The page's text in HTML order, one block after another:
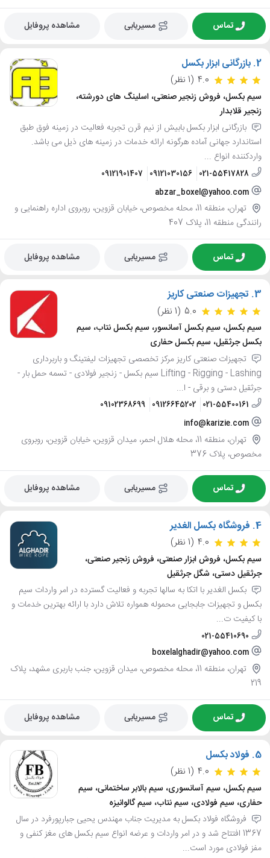
تماس مسیریابی مشاهده پروفایل
2. بازرگانی ابزار بکسل
4.0 (1 نظر)
سیم بکسل، فروش زنجیر صنعتی، اسلینگ های دورشته،
زنجیر قلابدار
بازرگانی ابزار بکسل بابیش از نیم قرن تجربه فعالیت در زمینه فوق طبق
استاندارد جهانی آماده هرگونه ارائه خدمات در زمینه های ذیل می باشد.
واردکننده انواع ...
021-55417828
09121030156
09121901407
abzar_boxel@yahoo.com
تهران، منطقه 11، محله مخصوص، خیابان قزوین، روبروی اداره راهنمایی و
رانندگی منطقه 11، پلاک 407
تماس مسیریابی مشاهده پروفایل
3. تجهیزات صنعتی کاریز
5.0 (1 نظر)
سیم بکسل، سیم بکسل آسانسور، سیم بکسل نتاب، سیم
بکسل جرثقیل، سیم بکسل حفاری
تجهیزات صنعتی کاریز مرکز تخصصی تجهیزات لیفتینگ و باربرداری
Lifting - Rigging - Lashing سیم بکسل - زنجیر فولادی - تسمه حمل بار -
جرثقیل دستی و برقی - ا...
021-55400161
09126645202
09102368699
info@karizie.com
تهران، منطقه 11، محله هلال احمر، میدان قزوین، خیابان قزوین، روبروی
مخصوص، پلاک 376
تماس مسیریابی مشاهده پروفایل
4. فروشگاه بکسل الغدیر
4.0 (1 نظر)
سیم بکسل، فروش ابزار صنعتی، فروش زنجیر صنعتی،
جرثقیل دستی، شگل جرثقیل
بکسل الغدیر با اتکا به سالها تجربه و فعالیت گسترده در امر واردات سیم
بکسل و تجهیزات جابجایی محموله همواره تلاش دارد با ارائه بهترین خدمات و
با کیفیت ت...
021-55410690
boxelalghadir@yahoo.com
تهران، منطقه 11، محله مخصوص، میدان قزوین، جنب باربری مشهد، پلاک
219
تماس مسیریابی مشاهده پروفایل
5. فولاد بکسل
4.0 (1 نظر)
سیم بکسل، سیم آسانسوری، سیم بالابر ساختمانی، سیم
حفاری، سیم فولادی، سیم نتاب، سیم گالوانیزه
فروشگاه فولاد بکسل به مدیریت جناب مهندس یحیی جبارپورفرد در سال
1367 افتتاح شد و در امر واردات و عرضه انواع سیم بکسل های مغز کنفی و
مفز فولادی مورد است...